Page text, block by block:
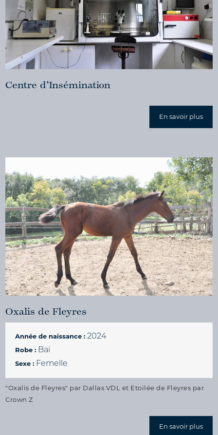
Centre d’Insémination
En savoir plus
Oxalis de Fleyres
Année de naissance :2024
Robe : Bai
Sexe : Femelle
"Oxalis de Fleyres" par Dallas VDL et Etoilée de Fleyres par
Crown Z
En savoir plus